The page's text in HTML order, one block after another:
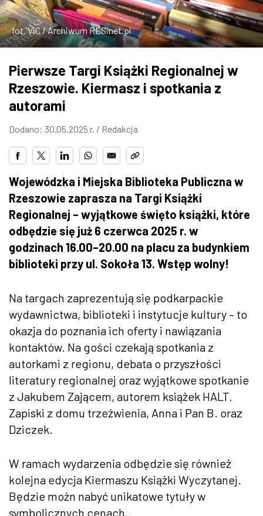
ZDJĘCIA
W RZESZOWIE
fot. ViC / Archiwum RESinet.pl
Pierwsze Targi Książki Regionalnej w
Rzeszowie. Kiermasz i spotkania z
autorami
Dodano: 30.05.2025 r. / Redakcja
Wojewódzka i Miejska Biblioteka Publiczna w
Rzeszowie zaprasza na Targi Książki
Regionalnej – wyjątkowe święto książki, które
odbędzie się już 6 czerwca 2025 r. w
godzinach 16.00–20.00 na placu za budynkiem
biblioteki przy ul. Sokoła 13. Wstęp wolny!
Na targach zaprezentują się podkarpackie
wydawnictwa, biblioteki i instytucje kultury – to
okazja do poznania ich oferty i nawiązania
kontaktów. Na gości czekają spotkania z
autorkami z regionu, debata o przyszłości
literatury regionalnej oraz wyjątkowe spotkanie
z Jakubem Zającem, autorem książek HALT.
Zapiski z domu trzeźwienia, Anna i Pan B. oraz
Dziczek.
W ramach wydarzenia odbędzie się również
kolejna edycja Kiermaszu Książki Wyczytanej.
Będzie możn nabyć unikatowe tytuły w
symbolicznych cenach.